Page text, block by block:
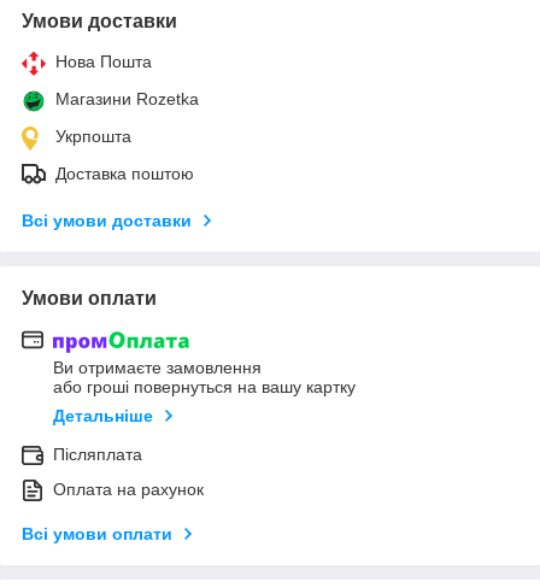
Умови доставки
Нова Пошта
Магазини Rozetka
Укрпошта
Доставка поштою
Всі умови доставки
Умови оплати
Ви отримаєте замовлення
або гроші повернуться на вашу картку
Детальніше
Післяплата
Оплата на рахунок
Всі умови оплати